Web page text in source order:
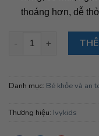
thoáng hơn, dễ
Tinh chất hỗ trợ trị ho
Danh mục: Bé khỏe và an
Thương hiệu: Ivykids